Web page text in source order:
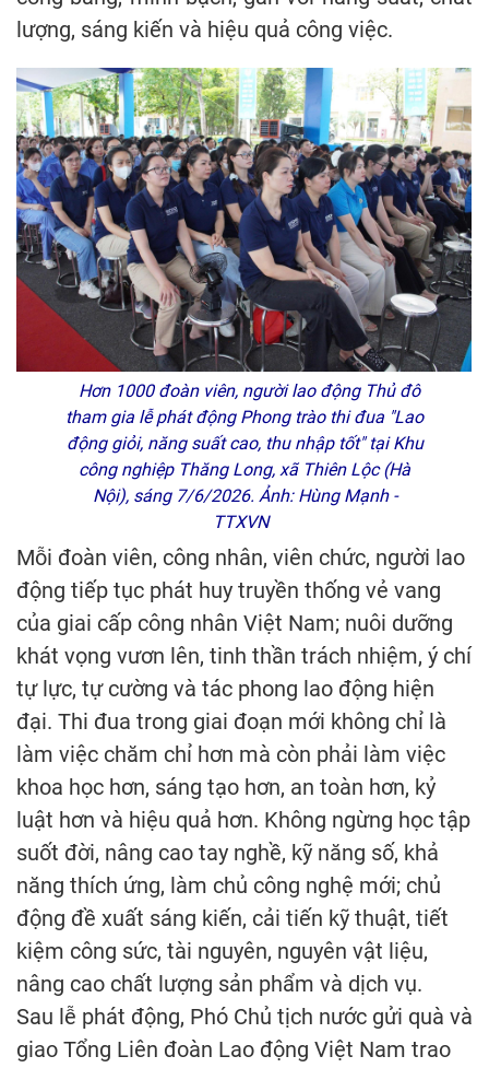
lượng, sáng kiến và hiệu quả công việc.
Hơn 1000 đoàn viên, người lao động Thủ đô
tham gia lễ phát động Phong trào thi đua "Lao
động giỏi, năng suất cao, thu nhập tốt" tại Khu
công nghiệp Thăng Long, xã Thiên Lộc (Hà
Nội), sáng 7/6/2026. Ảnh: Hùng Mạnh -
TTXVN
Mỗi đoàn viên, công nhân, viên chức, người lao
động tiếp tục phát huy truyền thống vẻ vang
của giai cấp công nhân Việt Nam; nuôi dưỡng
khát vọng vươn lên, tinh thần trách nhiệm, ý chí
tự lực, tự cường và tác phong lao động hiện
đại. Thi đua trong giai đoạn mới không chỉ là
làm việc chăm chỉ hơn mà còn phải làm việc
khoa học hơn, sáng tạo hơn, an toàn hơn, kỷ
luật hơn và hiệu quả hơn. Không ngừng học tập
suốt đời, nâng cao tay nghề, kỹ năng số, khả
năng thích ứng, làm chủ công nghệ mới; chủ
động đề xuất sáng kiến, cải tiến kỹ thuật, tiết
kiệm công sức, tài nguyên, nguyên vật liệu,
nâng cao chất lượng sản phẩm và dịch vụ.
Sau lễ phát động, Phó Chủ tịch nước gửi quà và
giao Tổng Liên đoàn Lao động Việt Nam trao